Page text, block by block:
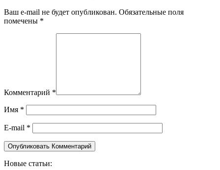
Ваш e-mail не будет опубликован. Обязательные поля
помечены *
Комментарий *
Имя *
E-mail *
Новые статьи: